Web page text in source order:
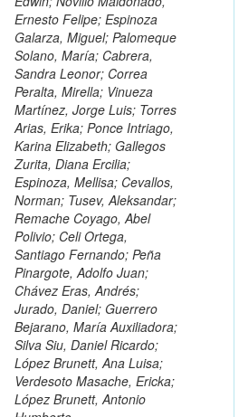
Ernesto Felipe; Espinoza
Galarza, Miguel; Palomeque
Solano, María; Cabrera,
Sandra Leonor; Correa
Peralta, Mirella; Vinueza
Martínez, Jorge Luis; Torres
Arias, Erika; Ponce Intriago,
Karina Elizabeth; Gallegos
Zurita, Diana Ercilia;
Espinoza, Mellisa; Cevallos,
Norman; Tusev, Aleksandar;
Remache Coyago, Abel
Polivio; Celi Ortega,
Santiago Fernando; Peña
Pinargote, Adolfo Juan;
Chávez Eras, Andrés;
Jurado, Daniel; Guerrero
Bejarano, María Auxiliadora;
Silva Siu, Daniel Ricardo;
López Brunett, Ana Luisa;
Verdesoto Masache, Ericka;
López Brunett, Antonio